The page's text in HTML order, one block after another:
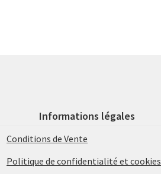
Informations légales
Conditions de Vente
Politique de confidentialité et cookies